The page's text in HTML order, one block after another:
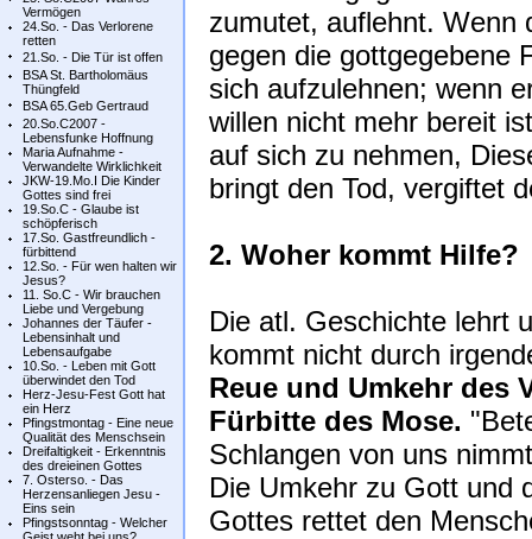
Vermögen
24.So. - Das Verlorene
retten
21.So. - Die Tür ist offen
BSA St. Bartholomäus
Thüngfeld
BSA 65.Geb Gertraud
20.So.C2007 -
Lebensfunke Hoffnung
Maria Aufnahme -
Verwandelte Wirklichkeit
JKW-19.Mo.I Die Kinder
Gottes sind frei
19.So.C - Glaube ist
schöpferisch
17.So. Gastfreundlich -
fürbittend
12.So. - Für wen halten wir
Jesus?
11. So.C - Wir brauchen
Liebe und Vergebung
Johannes der Täufer -
Lebensinhalt und
Lebensaufgabe
10.So. - Leben mit Gott
überwindet den Tod
Herz-Jesu-Fest Gott hat
ein Herz
Pfingstmontag - Eine neue
Qualität des Menschsein
Dreifaltigkeit - Erkenntnis
des dreieinen Gottes
7. Osterso. - Das
Herzensanliegen Jesu -
Eins sein
Pfingstsonntag - Welcher
zumutet, auflehnt. Wenn
gegen die gottgegebene
sich aufzulehnen; wenn
willen nicht mehr bereit
auf sich zu nehmen,
bringt den Tod, vergiftet
2. Woher kommt Hilfe?
Die atl. Geschichte lehrt
kommt nicht durch
Reue und Umkehr des
Fürbitte des Mose.
Schlangen von uns
Die Umkehr zu Gott und
Gottes rettet den